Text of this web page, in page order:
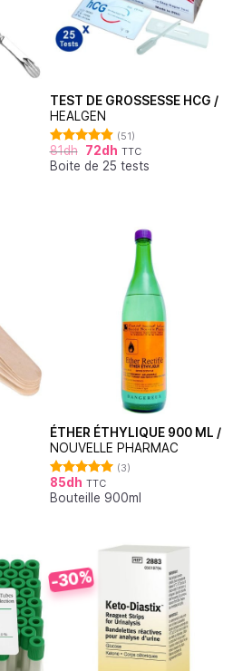
TEST DE GROSSESSE HCG /
HEALGEN
Note
4.88
sur 5
(51)
81dh 72dh TTC
Boite de 25 tests
ÉTHER ÉTHYLIQUE 900 ML /
NOUVELLE PHARMAC
Note5.00
sur 5
(3)
85dh TTC
Bouteille 900ml
-30%